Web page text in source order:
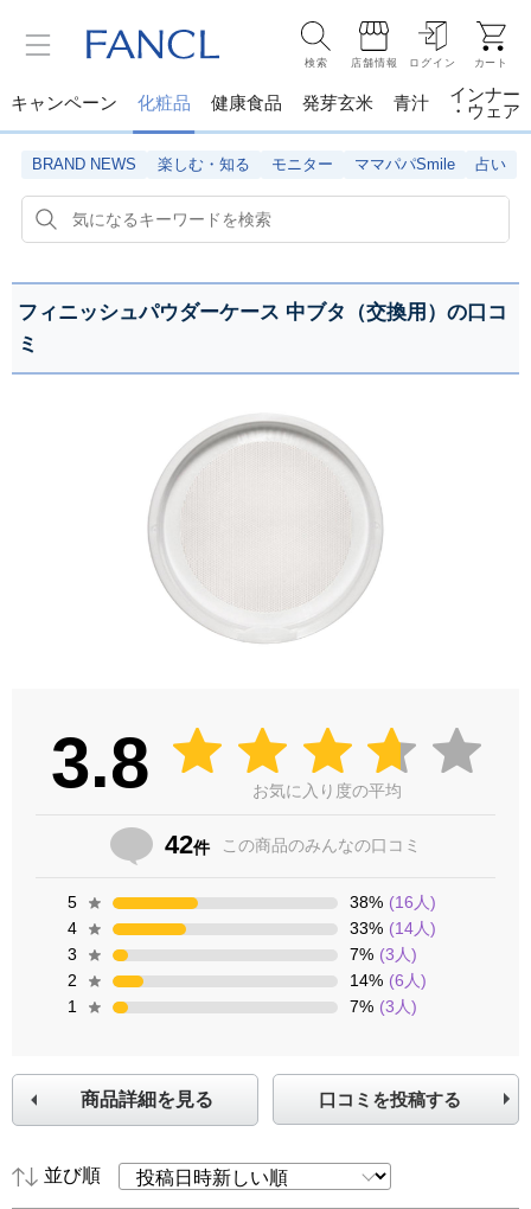
検索 店舗情報 ログイン カート
キャンペーン 化粧品 健康食品 発芽玄米 青汁
インナー
・ウェア
BRAND NEWS 楽しむ・知る モニター ママパパSmile 占い
フィニッシュパウダーケース 中ブタ（交換用）の口コ
ミ
3.8 お気に入り度の平均
42件 この商品のみんなの口コミ
5 38% (16人)
4
33% (14人)
3
7% (3人)
2
14% (6人)
1
7% (3人)
口コミを投稿する
商品詳細を見る
並び順